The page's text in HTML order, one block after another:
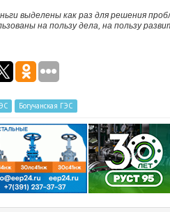
выделены как раз для решения
на пользу дела, на пользу
Богучанская ГЭС